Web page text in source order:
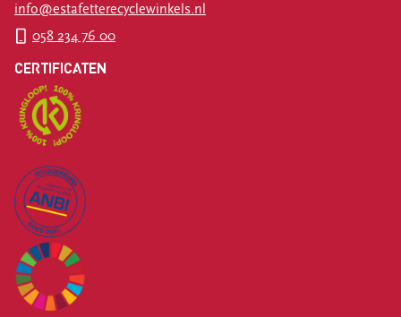
info@estafetterecyclewinkels.nl
058 234 76 00
CERTIFICATEN